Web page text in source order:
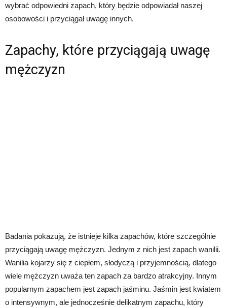
wybrać odpowiedni zapach, który będzie odpowiadał naszej
osobowości i przyciągał uwagę innych.
Zapachy, które przyciągają uwagę
mężczyzn
Badania pokazują, że istnieje kilka zapachów, które szczególnie
przyciągają uwagę mężczyzn. Jednym z nich jest zapach wanilii.
Wanilia kojarzy się z ciepłem, słodyczą i przyjemnością, dlatego
wiele mężczyzn uważa ten zapach za bardzo atrakcyjny. Innym
popularnym zapachem jest zapach jaśminu. Jaśmin jest kwiatem
o intensywnym, ale jednocześnie delikatnym zapachu, który